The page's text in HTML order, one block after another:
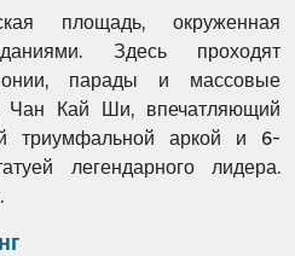
площадь, окруженная
Здесь проходят
парады и массовые
Чан Кай Ши, впечатляющий
триумфальной аркой и 6-
легендарного лидера.